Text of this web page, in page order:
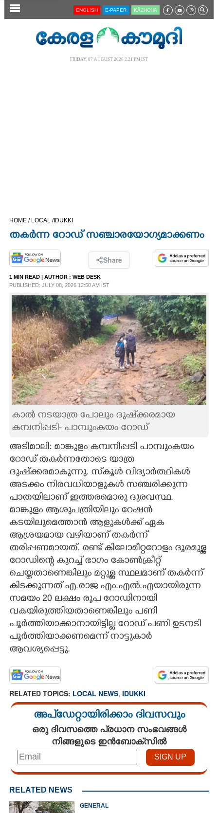
SECTIONS
OPINION
PHOTOS
LIFESTYLE
SPIRITUAL
INFO+
ART
ASTRO
LITERATURE
ZOOM
CONTACT US
ENGLISH E-PAPER KĀZHCHA
FRIDAY, 07 AUGUST 2026 2.21 PM IST
HOME / LOCAL /IDUKKI
തകർന്ന റോഡ് സഞ്ചാരയോഗ്യമാക്കണം
Share
1 MIN READ | AUTHOR : WEB DESK
PUBLISHED: JULY 08, 2026 12:50 AM IST
കാൽ നടയാത്ര പോലും ദുഷ്‌ക്കരമായ
കമ്പനിപ്പടി- പാമ്പുംകയം റോഡ്‌
അടിമാലി: മാങ്കുളം കമ്പനിപ്പടി പാമ്പുംകയം
റോഡ് തകർന്നതോടെ യാത്ര
ദുഷ്‌ക്കരമാകുന്നു. സ്‌കൂൾ വിദ്യാർത്ഥികൾ
അടക്കം നിരവധിയാളുകൾ സഞ്ചരിക്കുന്ന
പാതയിലാണ് ഇത്തരമൊരു ദുരവസ്ഥ.
മാങ്കുളം ആശുപത്രിയിലും റേഷൻ
കടയിലുമെത്താൻ ആളുകൾക്ക് ഏക
ആശ്രയമായ വഴിയാണ് തകർന്ന്
തരിപ്പണമായത്. രണ്ട് കിലോമീറ്ററോളം ദൂരമുള്ള
റോഡിന്റെ കുറച്ച് ഭാഗം കോൺക്രീറ്റ്
ചെയ്തതാണെങ്കിലും മറ്റുള്ള സ്ഥലമാണ് തകർന്ന്
കിടക്കുന്നത് എ.രാജ എം.എൽ.എയായിരുന്ന
സമയം 20 ലക്ഷം രൂപ റോഡിനായി
വകയിരുത്തിയതാണെങ്കിലും പണി
പൂർത്തിയാക്കാനായിട്ടില്ല റോഡ് പണി ഉടനടി
പൂർത്തിയാക്കണമെന്ന് നാട്ടുകാർ
ആവശ്യപ്പെട്ടു.
RELATED TOPICS: LOCAL NEWS, IDUKKI
അപ്ഡേറ്റായിരിക്കാം ദിവസവും
ഒരു ദിവസത്തെ പ്രധാന സംഭവങ്ങൾ
നിങ്ങളുടെ ഇൻബോക്സിൽ
RELATED NEWS
GENERAL